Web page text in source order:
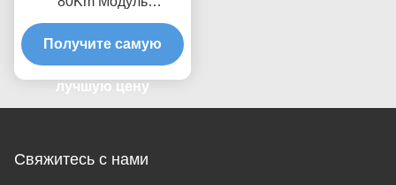
оптического
приемопередатчика
Получите самую
лучшую цену
Свяжитесь с нами